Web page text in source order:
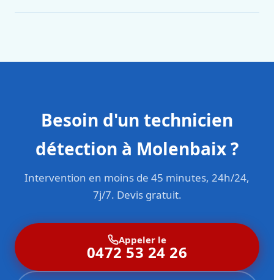
Besoin d'un technicien
détection à Molenbaix ?
Intervention en moins de 45 minutes, 24h/24,
7j/7. Devis gratuit.
Appeler le
0472 53 24 26